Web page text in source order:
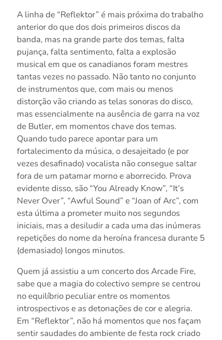
A linha de “Reflektor” é mais próxima do trabalho
anterior do que dos dois primeiros discos da
banda, mas na grande parte dos temas, falta
pujança, falta sentimento, falta a explosão
musical em que os canadianos foram mestres
tantas vezes no passado. Não tanto no conjunto
de instrumentos que, com mais ou menos
distorção vão criando as telas sonoras do disco,
mas essencialmente na ausência de garra na voz
de Butler, em momentos chave dos temas.
Quando tudo parece apontar para um
fortalecimento da música, o desajeitado (e por
vezes desafinado) vocalista não consegue saltar
fora de um patamar morno e aborrecido. Prova
evidente disso, são “You Already Know”, “It’s
Never Over”, “Awful Sound” e “Joan of Arc”, com
esta última a prometer muito nos segundos
iniciais, mas a desiludir a cada uma das inúmeras
repetições do nome da heroína francesa durante 5
(demasiado) longos minutos.
Quem já assistiu a um concerto dos Arcade Fire,
sabe que a magia do colectivo sempre se centrou
no equilíbrio peculiar entre os momentos
introspectivos e as detonações de cor e alegria.
Em “Reflektor”, não há momentos que nos façam
sentir saudades do ambiente de festa rock criado